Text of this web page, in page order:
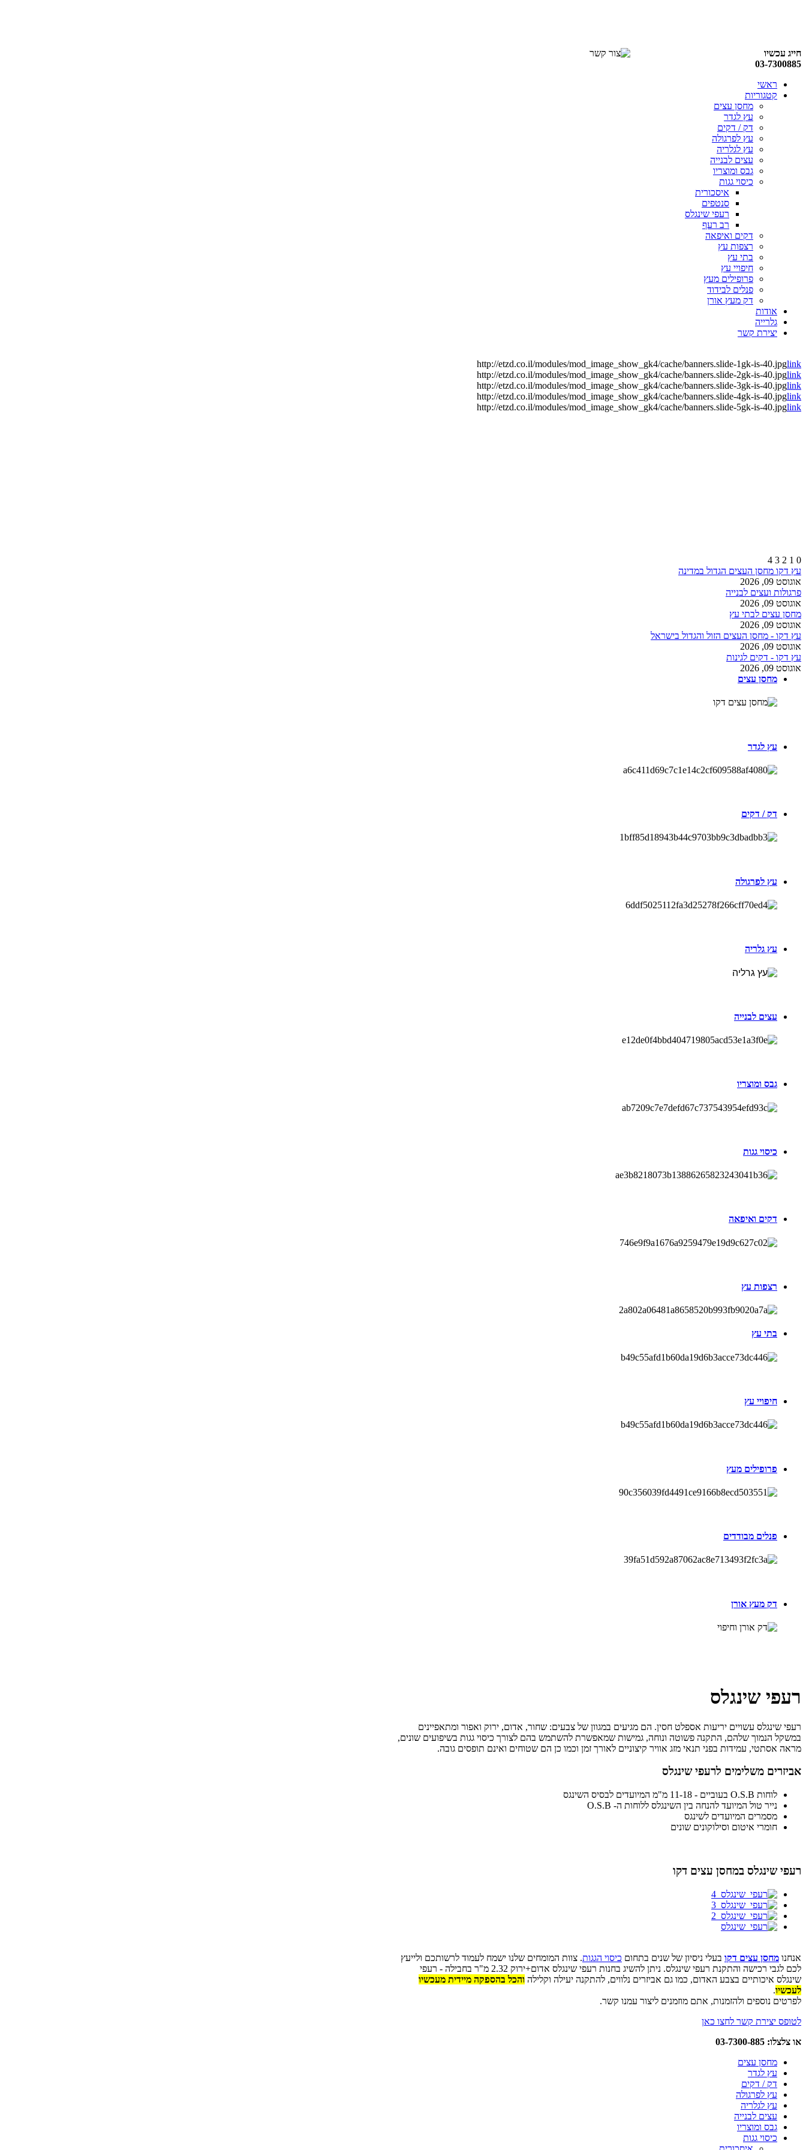
חייג עכשיו
03-7300885
ראשי
קטגוריות
מחסן עצים
עץ לגדר
דק / דקים
עץ לפרגולה
עץ לגלריה
עצים לבנייה
גבס ומוצריו
כיסוי גגות
איסכורית
סנטפים
רעפי שינגלס
רב רעף
דקים ואיפאה
רצפות עץ
בתי עץ
חיפויי עץ
פרופילים מעץ
פנלים לבידוד
דק מעץ אורן
אודות
גלרייה
יצירת קשר
http://etzd.co.il/modules/mod_image_show_gk4/cache/banners.slide-1gk-is-40.jpglink
http://etzd.co.il/modules/mod_image_show_gk4/cache/banners.slide-2gk-is-40.jpglink
http://etzd.co.il/modules/mod_image_show_gk4/cache/banners.slide-3gk-is-40.jpglink
http://etzd.co.il/modules/mod_image_show_gk4/cache/banners.slide-4gk-is-40.jpglink
http://etzd.co.il/modules/mod_image_show_gk4/cache/banners.slide-5gk-is-40.jpglink
0
1
2
3
4
עץ דקו מחסן העצים הגדול במדינה
אוגוסט 09, 2026
פרגולות ועצים לבנייה
אוגוסט 09, 2026
מחסן עצים לבתי עץ
אוגוסט 09, 2026
עץ דקו - מחסן העצים הזול והגדול בישראל
אוגוסט 09, 2026
עץ דקו - דקים לגינות
אוגוסט 09, 2026
מחסן עצים
עץ לגדר
דק / דקים
עץ לפרגולה
עץ גלריה
עצים לבנייה
גבס ומוצריו
כיסוי גגות
דקים ואיפאה
רצפות עץ
בתי עץ
חיפויי עץ
פרופילים מעץ
פנלים מבודדים
דק מעץ אורן
רעפי שינגלס
רעפי שינגלס עשויים יריעות אספלט חסין. הם מגיעים במגוון של צבעים: שחור, אדום, ירוק ואפור ומתאפיינים
במשקל הנמוך שלהם, התקנה פשוטה ונוחה, גמישות שמאפשרת להשתמש בהם לצורך כיסוי גגות בשיפועים שונים,
מראה אסתטי, עמידות בפני תנאי מזג אוויר קיצוניים לאורך זמן וכמו כן הם שטוחים ואינם תופסים גובה.
אביזרים משלימים לרעפי שינגלס
לוחות O.S.B בעוביים - 11-18 מ"מ המיועדים לבסיס השינגס
נייר טול המיועד להנחה בין השינגלס ללוחות ה- O.S.B
מסמרים המיועדים לשינגס
חומרי איטום וסילוקונים שונים
רעפי שינגלס במחסן עצים דקו
אנחנו מחסן עצים דקו בעלי ניסיון של שנים בתחום כיסוי הגגות. צוות המומחים שלנו ישמח לעמוד לרשותכם ולייעץ
לכם לגבי רכישה והתקנת רעפי שינגלס. ניתן להשיג בחנות רעפי שינגלס אדום+ירוק 2.32 מ"ר בחבילה - רעפי
שינגלס איכותיים בצבע האדום, כמו גם אביזרים נלווים, להתקנה יעילה וקלילה והכל בהספקה מיידית מעכשיו
לעכשיו.
לפרטים נוספים ולהזמנות, אתם מוזמנים ליצור עמנו קשר.
לטופס יצירת קשר לחצו כאן
או צלצלו: 03-7300-885
מחסן עצים
עץ לגדר
דק / דקים
עץ לפרגולה
עץ לגלריה
עצים לבנייה
גבס ומוצריו
כיסוי גגות